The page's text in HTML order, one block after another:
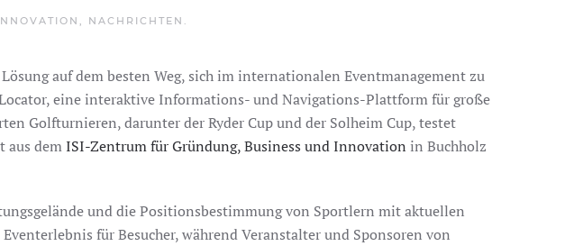
NACHRICHTEN
auf dem besten Weg, sich im internationalen Eventmanagement zu
eine interaktive Informations- und Navigations-Plattform für große
Golfturnieren, darunter der Ryder Cup und der Solheim Cup, testet
aus demISI-Zentrum für Gründung, Business und Innovation in Buchholz
und die Positionsbestimmung von Sportlern mit aktuellen
für Besucher, während Veranstalter und Sponsoren von